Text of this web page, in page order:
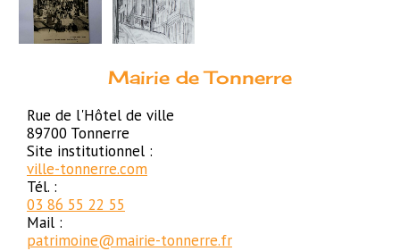
Mairie de Tonnerre
Rue de l'Hôtel de ville
89700 Tonnerre
Site institutionnel :
ville-tonnerre.com
Tél. :
03 86 55 22 55
Mail :
patrimoine@mairie-tonnerre.fr